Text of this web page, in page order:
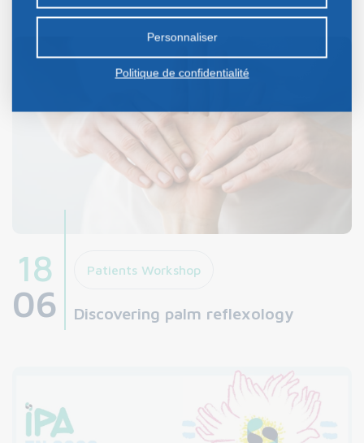
18
06
Patients Workshop
Discovering palm reflexology
préalable.
Personnaliser
Politique de confidentialité